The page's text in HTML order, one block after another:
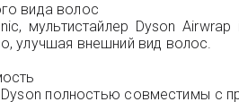
вида волос
мультистайлер Dyson
улучшая внешний вид волос.
полностью совместимы с